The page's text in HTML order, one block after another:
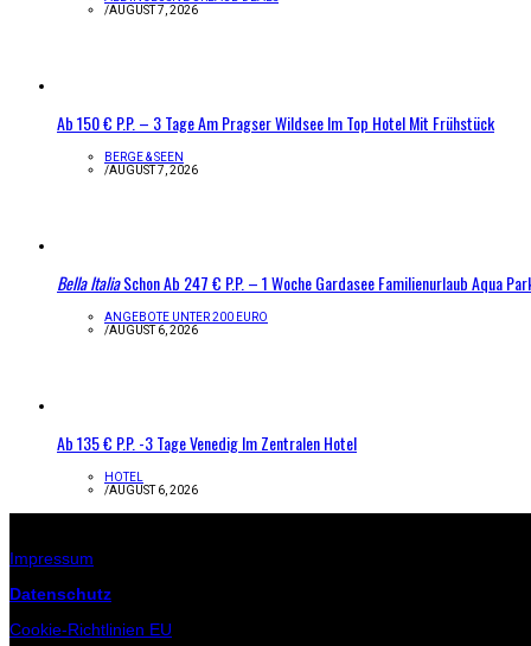
/AUGUST 7, 2026
Ab 150 € P.P. – 3 Tage Am Pragser Wildsee Im Top Hotel Mit Frühstück
BERGE & SEEN
/AUGUST 7, 2026
Bella ItaliaSchon Ab 247 € P.P. – 1 Woche Gardasee Familienurlaub Aqua
ANGEBOTE UNTER 200 EURO
/AUGUST 6, 2026
Ab 135 € P.P. -3 Tage Venedig Im Zentralen Hotel
HOTEL
/AUGUST 6, 2026
Impressum
Datenschutz
Cookie-Richtlinien EU